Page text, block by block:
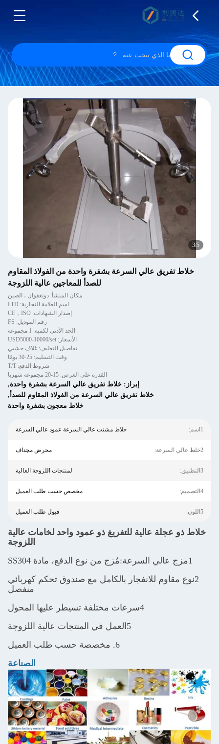
3/5
خلاط تفريق عالي السرعة بشفرة واحدة من الفولاذ المقاوم
للصدأ للمعاجين عالية اللزوجة
مكان المنشأ: دونغقوان ، الصين
اسم العلامة التجارية: LTD
إصدار الشهادات: CE，ISO
رقم الموديل: FS
الحد الأدنى لكمية: 1 مجموعة
الأسعار: USD5000-10000/set
تفاصيل التغليف: غلاف خشبي
وقت التسليم: 25-30 يومًا
شروط الدفع: T/T
القدرة على العرض: 15-20 مجموعة شهريا
إبراز: خلاط تفريق عالي السرعة بشفرة واحدة,
خلاط تفريق عالي السرعة من الفولاذ المقاوم للصدأ ,
خلاط معجون بشفرة واحدة
1اسم: خلاط مشتت عالي السرعة عمود عالي السرعة
2خلط عالي السرعة: محرض مجداف
3التطبيق: لمنتجات اللزوجة العالية
4التصميم: مخصص حسب طلب العميل
5اللون: قبول طلب العميل
خلاط ذو عجلة عالية للتفريغ ذو عمود واحد لخامات عالية
اللزوجة
1مزج عالي السرعة:مُزج من نوع الدفع، مادة SS304
2نوع مقاوم للانفجار بالكامل مع صندوق تحكم كهربائي
منفصل
4سرعات مختلفة تسيطر عليها المحول
5العمل في المنتجات عالية اللزوجة
6. مخصصة حسب طلب العميل
الصناعة